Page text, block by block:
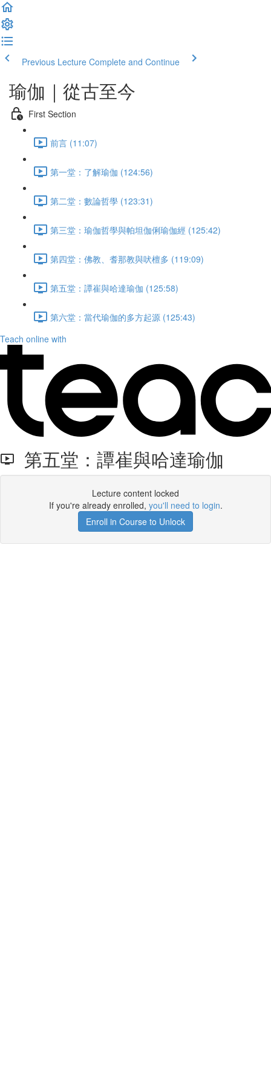
Previous Lecture Complete and Continue
瑜伽｜從古至今
First Section
前言 (11:07)
第一堂：了解瑜伽 (124:56)
第二堂：數論哲學 (123:31)
第三堂：瑜伽哲學與帕坦伽俐瑜伽經 (125:42)
第四堂：佛教、耆那教與吠檀多 (119:09)
第五堂：譚崔與哈達瑜伽 (125:58)
第六堂：當代瑜伽的多方起源 (125:43)
Teach online with
第五堂：譚崔與哈達瑜伽
Lecture content locked
If you're already enrolled, you'll need to login.
Enroll in Course to Unlock